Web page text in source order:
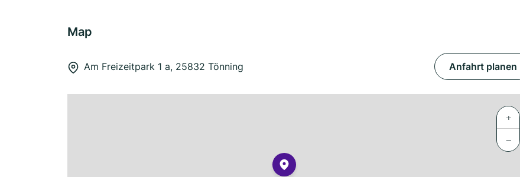
Map
Am Freizeitpark 1 a, 25832 Tönning Anfahrt planen
+
−